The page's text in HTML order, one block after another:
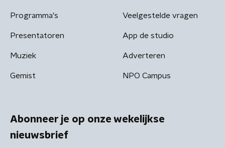
Programma's
Presentatoren
Muziek
Gemist
Veelgestelde vragen
App de studio
Adverteren
NPO Campus
Abonneer je op onze wekelijkse
nieuwsbrief